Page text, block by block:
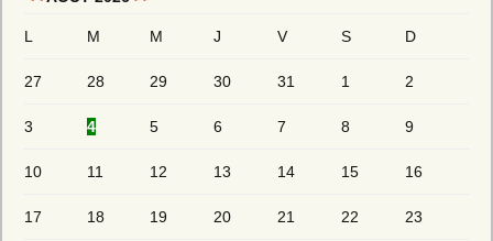
L M M J V S D
27 28 29 30 31 1 2
3 4 5 6 7 8 9
10 11 12 13 14 15 16
17 18 19 20 21 22 23